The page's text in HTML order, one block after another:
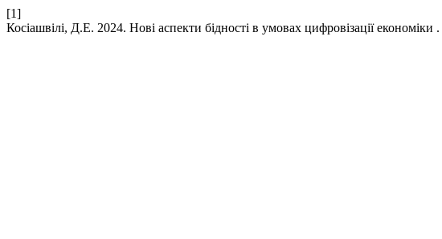
[1]
Косіашвілі, Д.Е. 2024. Нові аспекти бідності в умовах цифровізації економіки .